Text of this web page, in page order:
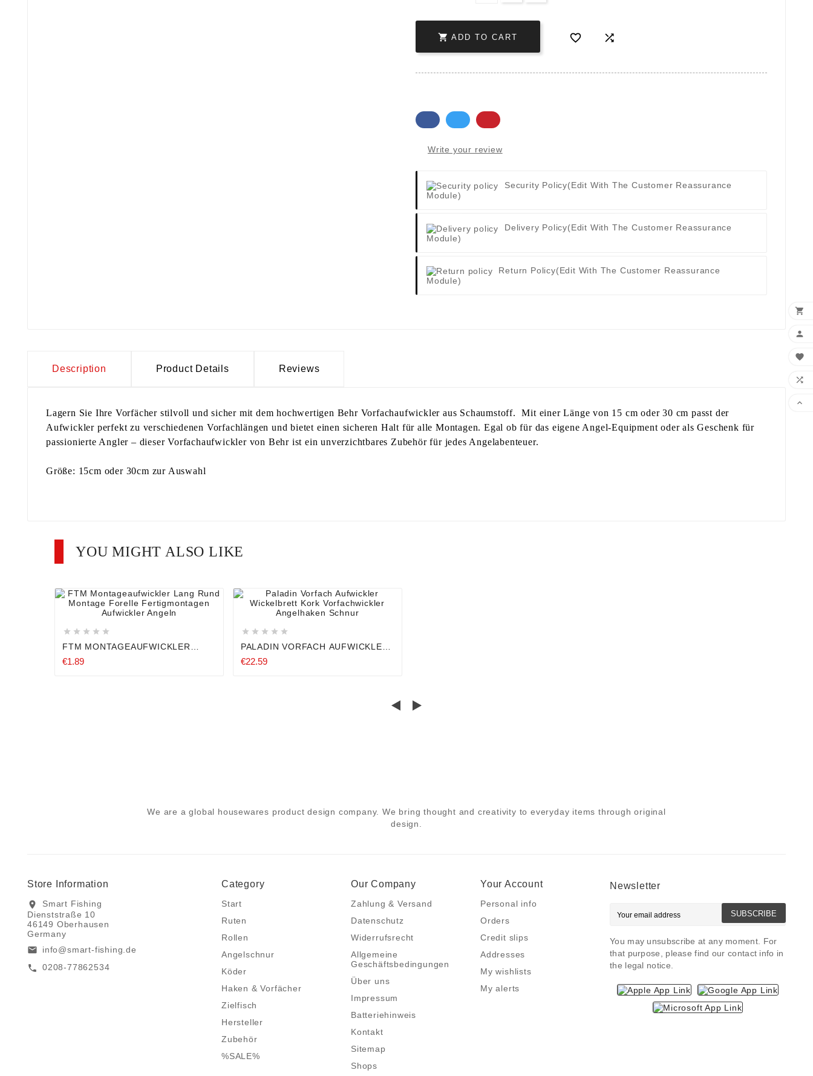
 ADD TO CART  
Write your review
Security Policy(edit With The Customer Reassurance
Module)
Delivery Policy(edit With The Customer Reassurance
Module)
Return Policy(edit With The Customer Reassurance
Module)
Description Product Details Reviews
Lagern Sie Ihre Vorfächer stilvoll und sicher mit dem hochwertigen Behr Vorfachaufwickler aus Schaumstoff. Mit einer Länge von 15 cm oder 30 cm passt der
Aufwickler perfekt zu verschiedenen Vorfachlängen und bietet einen sicheren Halt für alle Montagen. Egal ob für das eigene Angel-Equipment oder als Geschenk für
passionierte Angler – dieser Vorfachaufwickler von Behr ist ein unverzichtbares Zubehör für jedes Angelabenteuer.
Größe: 15cm oder 30cm zur Auswahl
YOU MIGHT ALSO LIKE
   
    
FTM MONTAGEAUFWICKLER
FERTIGMONTAGEN AUFWICKLER
€1.89
   
    
PALADIN VORFACH AUFWICKLER
VORFACHWICKLER ANGELHAKEN
€22.59
We are a global housewares product design company. We bring thought and creativity to everyday items through original
design.
Store Information
location_on
Smart Fishing
Dienststraße 10
46149 Oberhausen
Germany
email info@smart-fishing.de
call 0208-77862534
Category
Start
Ruten
Rollen
Angelschnur
Köder
Haken & Vorfächer
Zielfisch
Hersteller
Zubehör
%SALE%
Our Company
Zahlung & Versand
Datenschutz
Widerrufsrecht
Allgemeine
Geschäftsbedingungen
Über uns
Impressum
Batteriehinweis
Kontakt
Sitemap
Shops
Your Account
Personal info
Orders
Credit slips
Addresses
My wishlists
My alerts
Newsletter
SUBSCRIBE
You may unsubscribe at any moment. For
that purpose, please find our contact info in
the legal notice.




